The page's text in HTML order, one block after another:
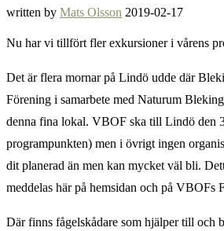
written by Mats Olsson 2019-02-17
Nu har vi tillfört fler exkursioner i vårens
Det är flera mornar på Lindö udde där
Förening i samarbete med Naturum
denna fina lokal. VBOF ska till Lindö den
programpunkten) men i övrigt ingen
dit planerad än men kan mycket väl bli.
meddelas här på hemsidan och på VBOFs
Där finns fågelskådare som hjälper till och